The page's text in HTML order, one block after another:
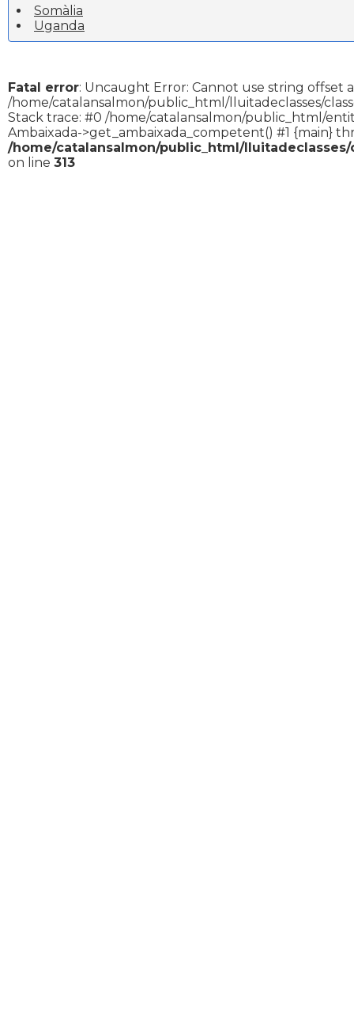
Somàlia
Uganda
Fatal error: Uncaught Error: Cannot use string offset
/home/catalansalmon/public_html/lluitadeclasses/
Stack trace: #0 /home/catalansalmon/public_html/
Ambaixada->get_ambaixada_competent() #1 {main}
/home/catalansalmon/public_html/lluitadeclasses/
on line 313